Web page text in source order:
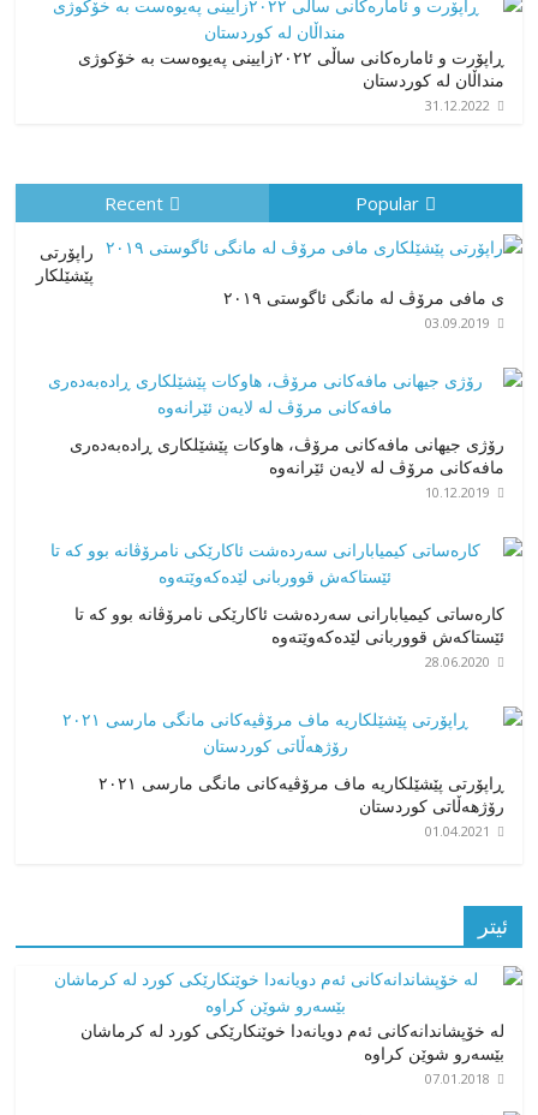
ڕاپۆرت و ئامارەکانی ساڵی ٢٠٢٢زایینی پەیوەست بە خۆکوژی
منداڵان لە کوردستان
31.12.2022
Popular
Recent
راپۆرتی
پێشێلكار
ی مافی مرۆڤ له‌ مانگی ئاگوستی ٢٠١٩
03.09.2019
رۆژی جیهانی مافەکانی مرۆڤ، هاوکات پێشێلکاری ڕادەبەدەری
مافەکانی مرۆڤ لە لایەن ئێرانەوە
10.12.2019
کارەساتی کیمیابارانی سەردەشت ئاکارێکی نامرۆڤانە بوو کە تا
ئێستاکەش قووربانی لێدەکەوێتەوە
28.06.2020
ڕاپۆرتی پێشێلکاریە ماف مرۆڤیەکانی مانگی مارسی ٢٠٢١
رۆژهەڵاتی کوردستان
01.04.2021
ئیتر
لە خۆپشاندانەکانی ئەم دویانەدا خوێنکارێکی کورد لە کرماشان
بێسەرو شوێن کراوە
07.01.2018